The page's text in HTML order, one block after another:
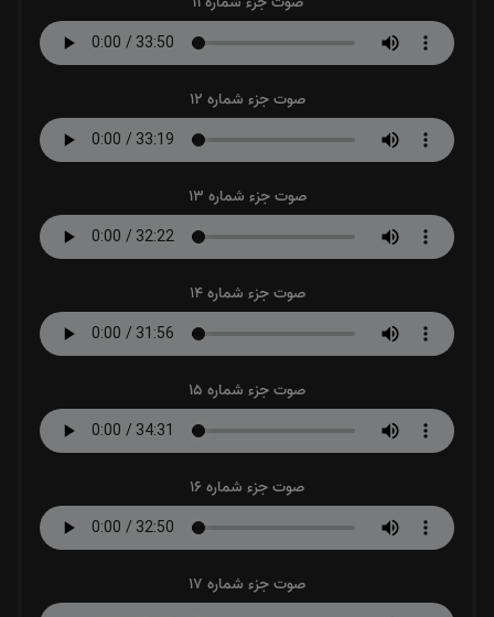
صوت جزء شماره 12
صوت جزء شماره 13
صوت جزء شماره 14
صوت جزء شماره 15
صوت جزء شماره 16
صوت جزء شماره 17